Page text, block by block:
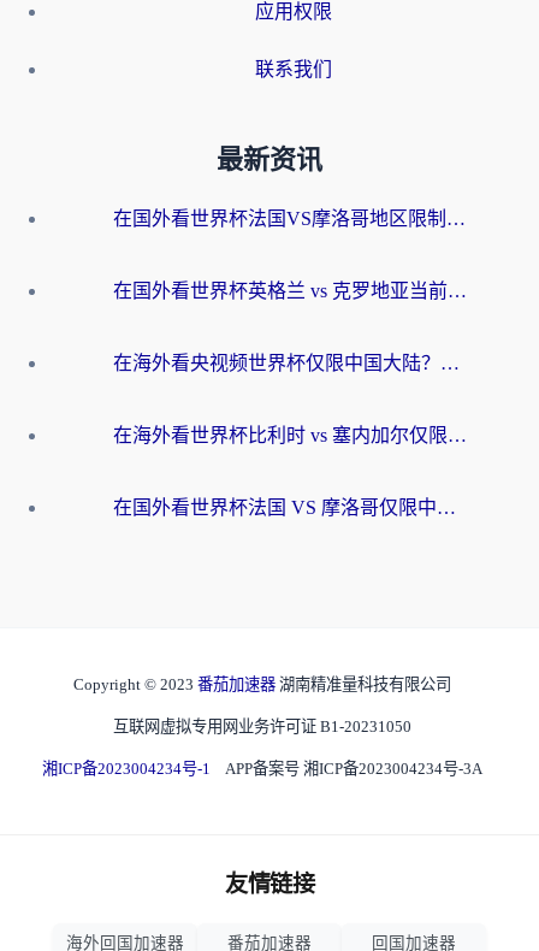
应用权限
联系我们
最新资讯
在国外看世界杯法国VS摩洛哥地区限制？这篇指南让你流畅看中文解说无压力
在国外看世界杯英格兰 vs 克罗地亚当前地区不可播放？这篇指南帮你搞定所有海外观赛难题
在海外看央视频世界杯仅限中国大陆？这篇指南帮你解锁中文解说+无卡顿直播
在海外看世界杯比利时 vs 塞内加尔仅限中国大陆？我找到了最流畅的中文解说之路
在国外看世界杯法国 VS 摩洛哥仅限中国大陆？海外党这样看中文解说赛事不卡顿
Copyright © 2023 番茄加速器 湖南精准量科技有限公司
互联网虚拟专用网业务许可证 B1-20231050
湘ICP备2023004234号-1 APP备案号 湘ICP备2023004234号-3A
友情链接
海外回国加速器 番茄加速器 回国加速器